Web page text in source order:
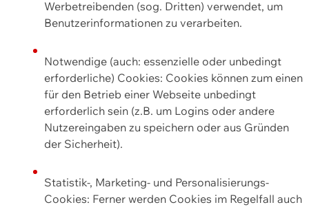
Werbetreibenden (sog. Dritten) verwendet, um
Benutzerinformationen zu verarbeiten.
Notwendige (auch: essenzielle oder unbedingt
erforderliche) Cookies: Cookies können zum einen
für den Betrieb einer Webseite unbedingt
erforderlich sein (z.B. um Logins oder andere
Nutzereingaben zu speichern oder aus Gründen
der Sicherheit).
Statistik-, Marketing- und Personalisierungs-
Cookies: Ferner werden Cookies im Regelfall auch